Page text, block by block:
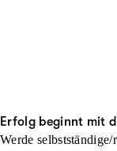
Erfolg beginnt mit
Werde